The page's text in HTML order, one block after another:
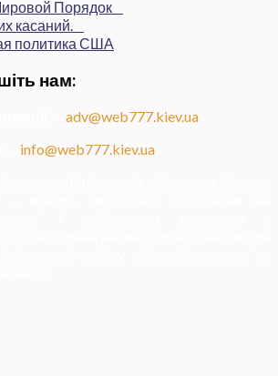
нам:
adv@web777.kiev.ua
info@web777.kiev.ua